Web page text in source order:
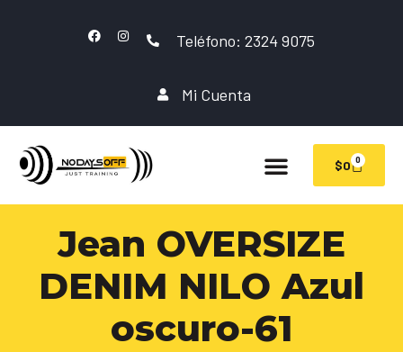
Teléfono: 2324 9075
Mi Cuenta
$0 0
Jean OVERSIZE
DENIM NILO Azul
oscuro-61